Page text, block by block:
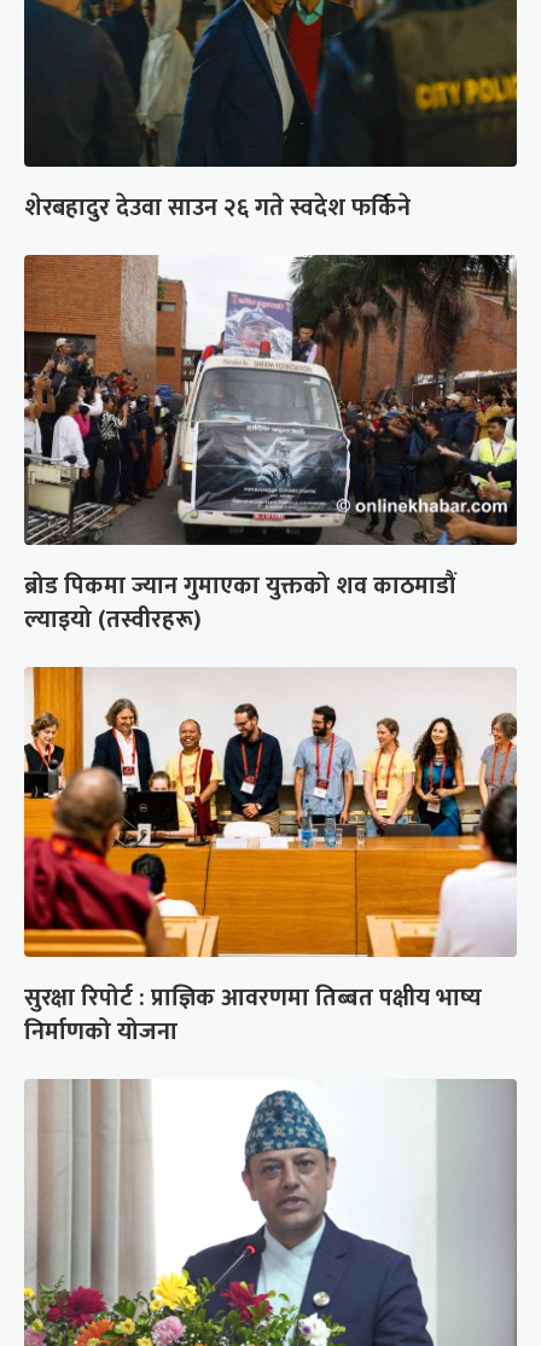
शेरबहादुर देउवा साउन २६ गते स्वदेश फर्किने
ब्रोड पिकमा ज्यान गुमाएका युक्तको शव काठमाडौं
ल्याइयो (तस्वीरहरू)
सुरक्षा रिपोर्ट : प्राज्ञिक आवरणमा तिब्बत पक्षीय भाष्य
निर्माणको योजना